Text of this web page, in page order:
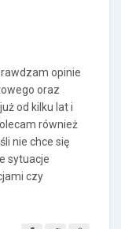
opinie
oraz
od kilku lat i
również
nie chce się
sytuacje
czy